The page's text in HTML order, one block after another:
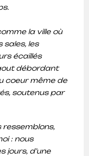
la ville où
sales, les
écaillés
débordant
coeur même de
soutenus par
ressemblons,
: nous
jours, d’une